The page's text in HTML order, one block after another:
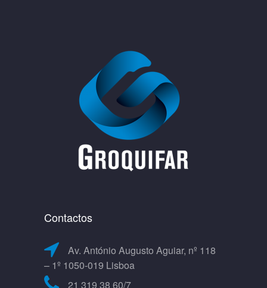
Contactos
Av. António Augusto Aguiar, nº 118
– 1º 1050-019 Lisboa
21 319 38 60/7